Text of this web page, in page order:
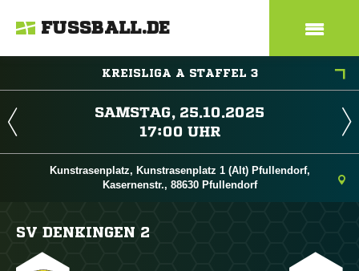
FUSSBALL.DE
KREISLIGA A STAFFEL 3
 
 
Kunstrasenplatz, Kunstrasenplatz 1 (Alt) Pfullendorf,
Kasernenstr., 88630 Pfullendorf
SV DENKINGEN 2